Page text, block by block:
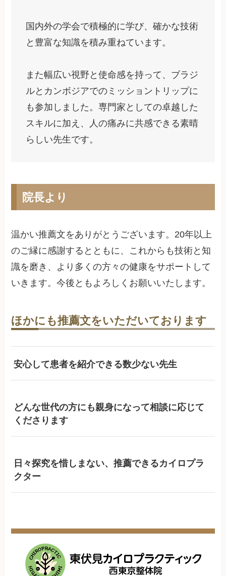
国内外の学会で積極的に学び、確かな技術
と豊富な知識を積み重ねています。
また幅広い視野と使命感を持って、ブラジ
ルとカンボジアでのミッショントリップに
も参加しました。専門家としての卓越した
スキルに加え、人の痛みに共感できる素晴
らしい先生です。
院長より
温かい推薦文をありがとうございます。20年以上
のご縁に感謝するとともに、これからも技術と知
識を磨き、より多くの方々の健康をサポートして
いきます。今後ともよろしくお願いいたします。
ほかにも推薦文をいただいております
安心して患者を紹介できる数少ない先生
どんな世代の方にも親身になって相談に応じて
くださります
日々探究を惜しまない、推薦できるカイロプラ
クター